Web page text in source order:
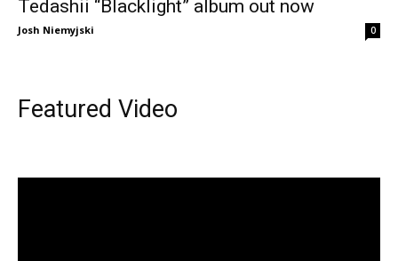
Tedashii “Blacklight” album out now
Josh Niemyjski 0
Featured Video